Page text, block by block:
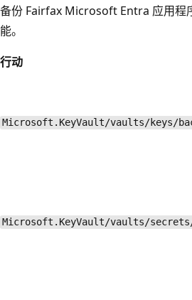
备份 Fairfax Microsoft Entra 应用程
能。
行动
Microsoft.KeyVault/vaults/keys/
Microsoft.KeyVault/vaults/